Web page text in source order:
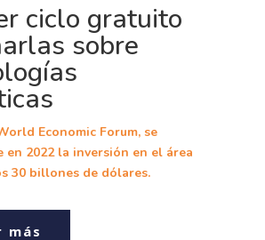
ciclo gratuito
sobre
Economic Forum, se
en 2022 la inversión en el área
30 billones de dólares.
más